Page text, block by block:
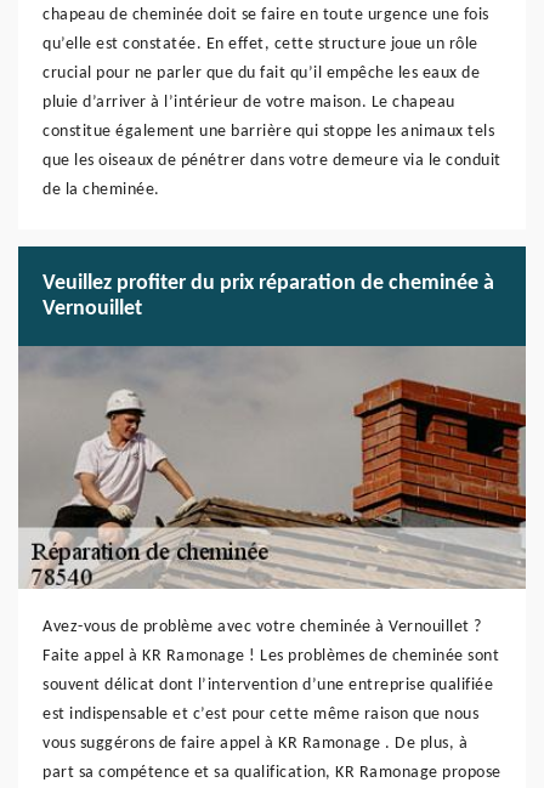
chapeau de cheminée doit se faire en toute urgence une fois
qu’elle est constatée. En effet, cette structure joue un rôle
crucial pour ne parler que du fait qu’il empêche les eaux de
pluie d’arriver à l’intérieur de votre maison. Le chapeau
constitue également une barrière qui stoppe les animaux tels
que les oiseaux de pénétrer dans votre demeure via le conduit
de la cheminée.
Veuillez profiter du prix réparation de cheminée à
Vernouillet
Avez-vous de problème avec votre cheminée à Vernouillet ?
Faite appel à KR Ramonage ! Les problèmes de cheminée sont
souvent délicat dont l’intervention d’une entreprise qualifiée
est indispensable et c’est pour cette même raison que nous
vous suggérons de faire appel à KR Ramonage . De plus, à
part sa compétence et sa qualification, KR Ramonage propose